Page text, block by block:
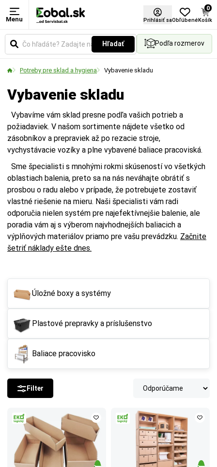
Menu Prihlásiť saObľúbené
0
Košík
Hľadať Podľa rozmerov
Potreby pre sklad a hygiena Vybavenie skladu
Vybavenie skladu
Vybavíme vám sklad presne podľa vašich potrieb a
požiadaviek. V našom sortimente nájdete všetko od
zásobníkov a prepraviek až po rezacie stroje,
vychystávacie vozíky a plne vybavené baliace pracoviská.
Sme špecialisti s mnohými rokmi skúseností vo všetkých
oblastiach balenia, preto sa na nás neváhajte obrátiť s
prosbou o radu alebo v prípade, že potrebujete zostaviť
vlastné riešenie na mieru. Naši špecialisti vám radi
odporučia nielen systém pre najefektívnejšie balenie, ale
poradia vám aj s výberom najvhodnejších baliacich a
výplňových materiálov priamo pre vašu prevádzku. Začnite
šetriť náklady ešte dnes.
Úložné boxy a systémy
Plastové prepravky a príslušenstvo
Baliace pracovisko
Filter